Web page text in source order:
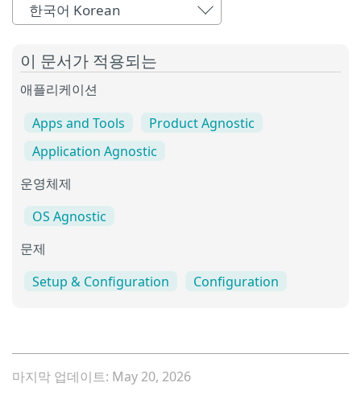
한국어 Korean
이 문서가 적용되는
애플리케이션
Apps and Tools
Product Agnostic
Application Agnostic
운영체제
OS Agnostic
문제
Setup & Configuration Configuration
마지막 업데이트: May 20, 2026